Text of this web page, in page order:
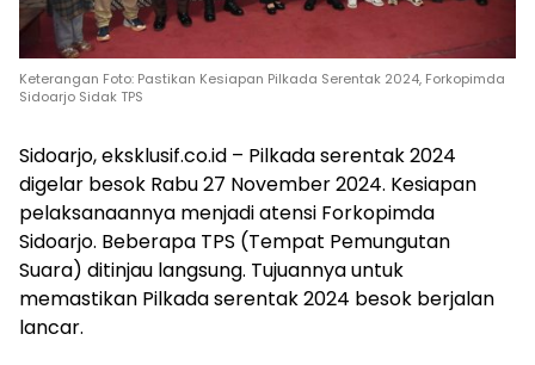
Keterangan Foto: Pastikan Kesiapan Pilkada Serentak 2024, Forkopimda
Sidoarjo Sidak TPS
Sidoarjo, eksklusif.co.id – Pilkada serentak 2024
digelar besok Rabu 27 November 2024. Kesiapan
pelaksanaannya menjadi atensi Forkopimda
Sidoarjo. Beberapa TPS (Tempat Pemungutan
Suara) ditinjau langsung. Tujuannya untuk
memastikan Pilkada serentak 2024 besok berjalan
lancar.